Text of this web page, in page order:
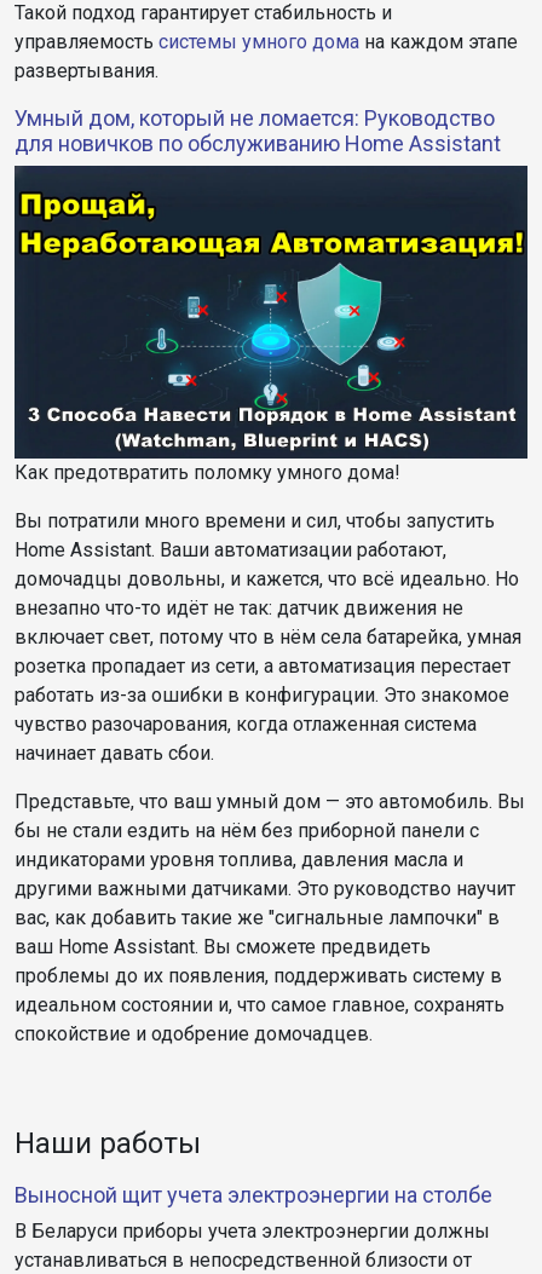
Такой подход гарантирует стабильность и
управляемость системы умного дома на каждом этапе
развертывания.
Умный дом, который не ломается: Руководство
для новичков по обслуживанию Home Assistant
Как предотвратить поломку умного дома!
Вы потратили много времени и сил, чтобы запустить
Home Assistant. Ваши автоматизации работают,
домочадцы довольны, и кажется, что всё идеально. Но
внезапно что-то идёт не так: датчик движения не
включает свет, потому что в нём села батарейка, умная
розетка пропадает из сети, а автоматизация перестает
работать из-за ошибки в конфигурации. Это знакомое
чувство разочарования, когда отлаженная система
начинает давать сбои.
Представьте, что ваш умный дом — это автомобиль. Вы
бы не стали ездить на нём без приборной панели с
индикаторами уровня топлива, давления масла и
другими важными датчиками. Это руководство научит
вас, как добавить такие же "сигнальные лампочки" в
ваш Home Assistant. Вы сможете предвидеть
проблемы до их появления, поддерживать систему в
идеальном состоянии и, что самое главное, сохранять
спокойствие и одобрение домочадцев.
Наши работы
Выносной щит учета электроэнергии на столбе
В Беларуси приборы учета электроэнергии должны
устанавливаться в непосредственной близости от